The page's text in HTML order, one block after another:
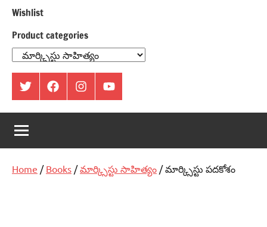
Wishlist
Product categories
ట్విట్టర్
ఫేస్
బుక్
ఇంస్టాగ్రామ్యూట్యూబ్
Home / Books /మార్క్సిస్టు సాహిత్యం / మార్క్సిస్టు పదకోశం